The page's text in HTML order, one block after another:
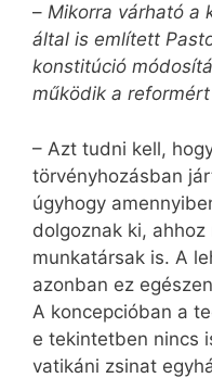
– Mikorra várható a
által is említett
konstitúció
működik a
– Azt tudni kell,
törvényhozásban
úgyhogy
dolgoznak ki,
munkatársak is. A
azonban ez
A koncepcióban a
e tekintetben nincs
vatikáni zsinat